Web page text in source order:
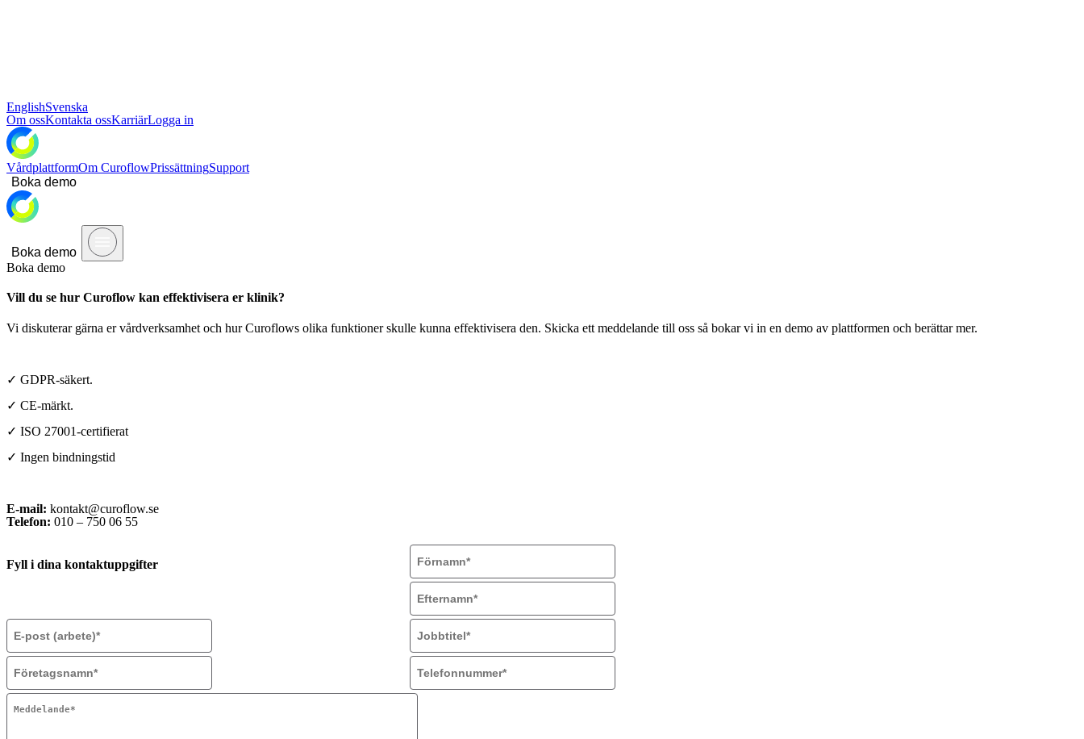
EnglishSvenska
Om ossKontakta ossKarriärLogga in
VårdplattformOm CuroflowPrissättningSupport
Boka demo
Boka demo
Boka demo
Vill du se hur Curoflow kan effektivisera er klinik?
Vi diskuterar gärna er vårdverksamhet och hur Curoflows olika funktioner skulle kunna effektivisera den. Skicka ett meddelande till oss så bokar vi in en demo av plattformen och berättar mer.
✓ GDPR-säkert.
✓ CE-märkt.
✓ ISO 27001-certifierat
✓ Ingen bindningstid
E-mail: kontakt@curoflow.se
Telefon: 010 – 750 06 55
Fyll i dina kontaktuppgifter